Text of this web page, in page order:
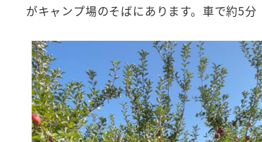
がキャンプ場のそばにあります。車で約5分